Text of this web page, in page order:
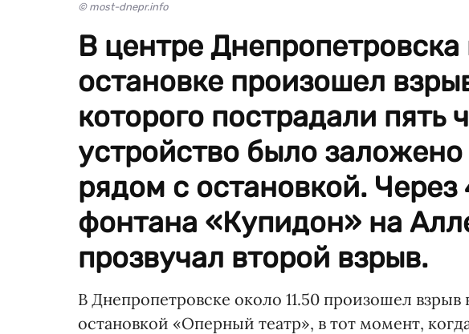
© most-dnepr.info
В центре
остановке произошел
которого пострадали пять
устройство было
рядом с остановкой.
фонтана «Купидон» на
прозвучал второй взрыв.
В Днепропетровске около 11.50 произошел
остановкой «Оперный театр», в тот момент,